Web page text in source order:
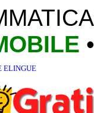
ELINGUE